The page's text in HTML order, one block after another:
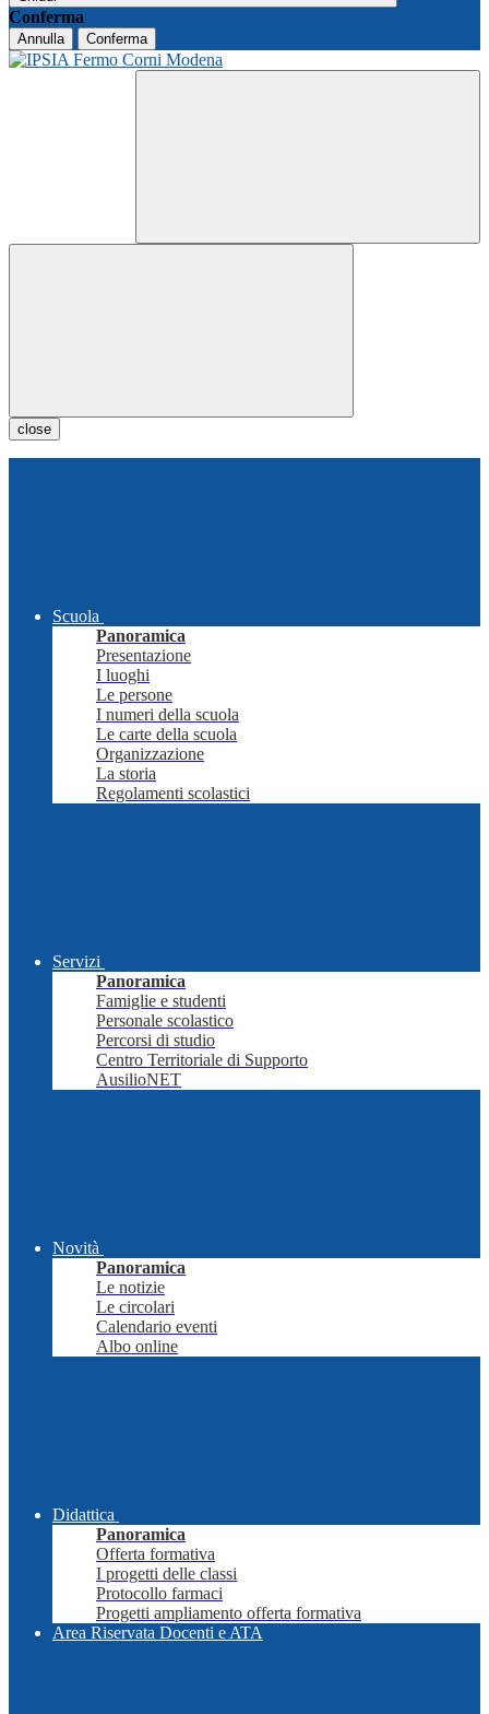
Conferma
Annulla Conferma
close
Scuola
Panoramica
Presentazione
I luoghi
Le persone
I numeri della scuola
Le carte della scuola
Organizzazione
La storia
Regolamenti scolastici
Servizi
Panoramica
Famiglie e studenti
Personale scolastico
Percorsi di studio
Centro Territoriale di Supporto
AusilioNET
Novità
Panoramica
Le notizie
Le circolari
Calendario eventi
Albo online
Didattica
Panoramica
Offerta formativa
I progetti delle classi
Protocollo farmaci
Progetti ampliamento offerta formativa
Area Riservata Docenti e ATA